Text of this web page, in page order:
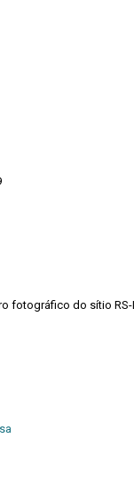
fotográfico do sítio RS-